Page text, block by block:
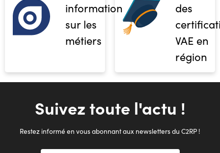
informations
sur les
métiers
des
VAE en
région
Suivez toute l'actu !
Restez informé en vous abonnant aux newsletters du C2RP !